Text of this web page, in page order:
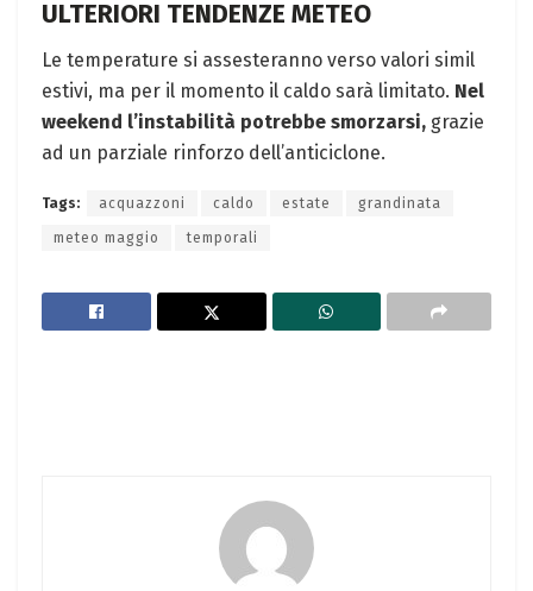
ULTERIORI TENDENZE METEO
Le temperature si assesteranno verso valori simil
estivi, ma per il momento il caldo sarà limitato. Nel
weekend l’instabilità potrebbe smorzarsi, grazie
ad un parziale rinforzo dell’anticiclone.
Tags: acquazzoni caldo estate grandinata
meteo maggio temporali